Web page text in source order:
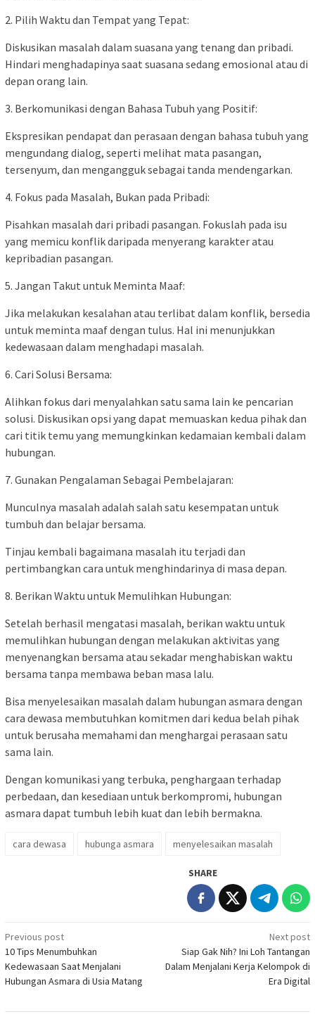
2. Pilih Waktu dan Tempat yang Tepat:
Diskusikan masalah dalam suasana yang tenang dan pribadi.
Hindari menghadapinya saat suasana sedang emosional atau di
depan orang lain.
3. Berkomunikasi dengan Bahasa Tubuh yang Positif:
Ekspresikan pendapat dan perasaan dengan bahasa tubuh yang
mengundang dialog, seperti melihat mata pasangan,
tersenyum, dan mengangguk sebagai tanda mendengarkan.
4. Fokus pada Masalah, Bukan pada Pribadi:
Pisahkan masalah dari pribadi pasangan. Fokuslah pada isu
yang memicu konflik daripada menyerang karakter atau
kepribadian pasangan.
5. Jangan Takut untuk Meminta Maaf:
Jika melakukan kesalahan atau terlibat dalam konflik, bersedia
untuk meminta maaf dengan tulus. Hal ini menunjukkan
kedewasaan dalam menghadapi masalah.
6. Cari Solusi Bersama:
Alihkan fokus dari menyalahkan satu sama lain ke pencarian
solusi. Diskusikan opsi yang dapat memuaskan kedua pihak dan
cari titik temu yang memungkinkan kedamaian kembali dalam
hubungan.
7. Gunakan Pengalaman Sebagai Pembelajaran:
Munculnya masalah adalah salah satu kesempatan untuk
tumbuh dan belajar bersama.
Tinjau kembali bagaimana masalah itu terjadi dan
pertimbangkan cara untuk menghindarinya di masa depan.
8. Berikan Waktu untuk Memulihkan Hubungan:
Setelah berhasil mengatasi masalah, berikan waktu untuk
memulihkan hubungan dengan melakukan aktivitas yang
menyenangkan bersama atau sekadar menghabiskan waktu
bersama tanpa membawa beban masa lalu.
Bisa menyelesaikan masalah dalam hubungan asmara dengan
cara dewasa membutuhkan komitmen dari kedua belah pihak
untuk berusaha memahami dan menghargai perasaan satu
sama lain.
Dengan komunikasi yang terbuka, penghargaan terhadap
perbedaan, dan kesediaan untuk berkompromi, hubungan
asmara dapat tumbuh lebih kuat dan lebih bermakna.
cara dewasa hubunga asmara menyelesaikan masalah
SHARE
Post
navigation
Previous post
10 Tips Menumbuhkan
Kedewasaan Saat Menjalani
Hubungan Asmara di Usia Matang
Next post
Siap Gak Nih? Ini Loh Tantangan
Dalam Menjalani Kerja Kelompok di
Era Digital